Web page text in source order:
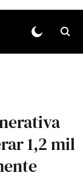
1,2 mil